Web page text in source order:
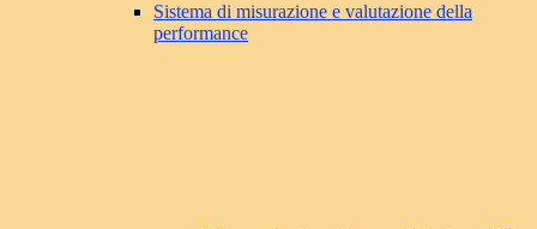
Sistema di misurazione e valutazione della
performance